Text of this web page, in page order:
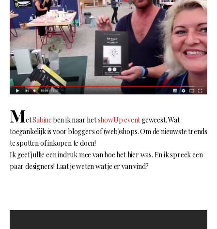
MetSabineben ik naar hetshowUp eventgeweest. Wat
toegankelijk is voor bloggers of (web)shops. Om de nieuwste trends
te spotten of inkopen te doen!
Ik geef jullie een indruk mee van hoe het hier was. En ik spreek een
paar designers! Laat je weten wat je er van vind?